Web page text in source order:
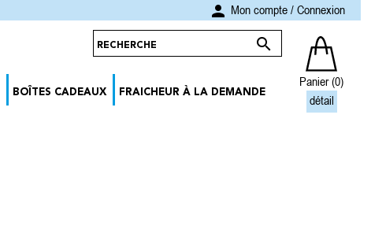
person Mon compte / Connexion

BOÎTES CADEAUX FRAICHEUR À LA DEMANDE
Panier(0)
détail